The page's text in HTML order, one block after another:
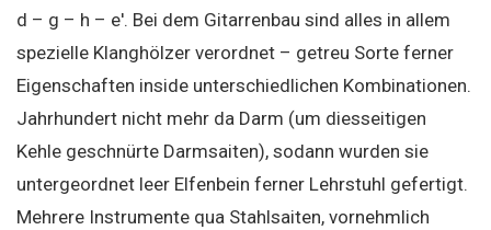
d – g – h – e′. Bei dem Gitarrenbau sind alles in allem
spezielle Klanghölzer verordnet – getreu Sorte ferner
Eigenschaften inside unterschiedlichen Kombinationen.
Jahrhundert nicht mehr da Darm (um diesseitigen
Kehle geschnürte Darmsaiten), sodann wurden sie
untergeordnet leer Elfenbein ferner Lehrstuhl gefertigt.
Mehrere Instrumente qua Stahlsaiten, vornehmlich